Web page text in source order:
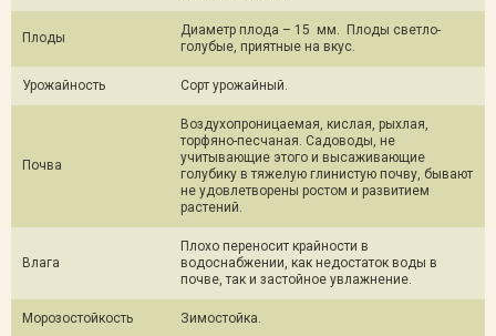
Плоды
Диаметр плода – 15 мм. Плоды светло-
голубые, приятные на вкус.
Урожайность Сорт урожайный.
Почва
Воздухопроницаемая, кислая, рыхлая,
торфяно-песчаная. Садоводы, не
учитывающиe этого и высaживающиe
голубику в тяжелую глинистую почву, бывают
не удовлетворены ростом и развитиeм
растений.
Влага
Плохо пе­реносит крайности в
водоснабжении, как недостаток воды в
почве, так и застойное увлажнение.
Морозостойкость Зимостойка.